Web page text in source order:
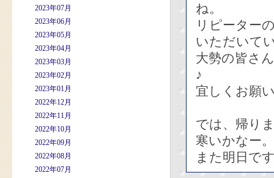
2023年07月
2023年06月
2023年05月
2023年04月
2023年03月
2023年02月
2023年01月
2022年12月
2022年11月
2022年10月
2022年09月
2022年08月
2022年07月
ね。
リピーター
いただいて
大勢の皆さ
♪
宜しくお願
では、帰り
寒いかなー。
また明日で